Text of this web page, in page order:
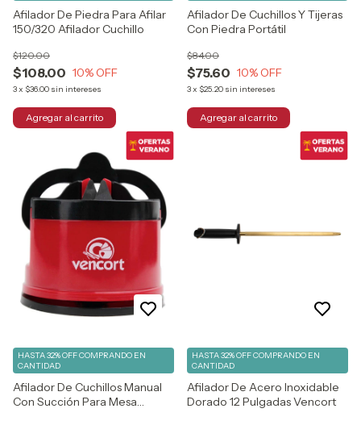
Afilador De Piedra Para Afilar
150/320 Afilador Cuchillo
$108.00
$120.00
10% OFF
3x $36.00 sin intereses
Afilador De Cuchillos Y Tijeras
Con Piedra Portátil
$75.60
$84.00
10% OFF
3x $25.20 sin intereses
Afilador De Cuchillos Manual
Con Succión Para Mesa
HASTA 32% OFFCOMPRANDO EN
CANTIDAD
Afilador De Acero Inoxidable
Dorado 12 Pulgadas Vencort
HASTA 32% OFFCOMPRANDO EN
CANTIDAD